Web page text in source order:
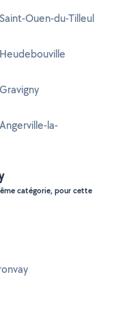
Ouen-du-Tilleul
la-
catégorie, pour cette